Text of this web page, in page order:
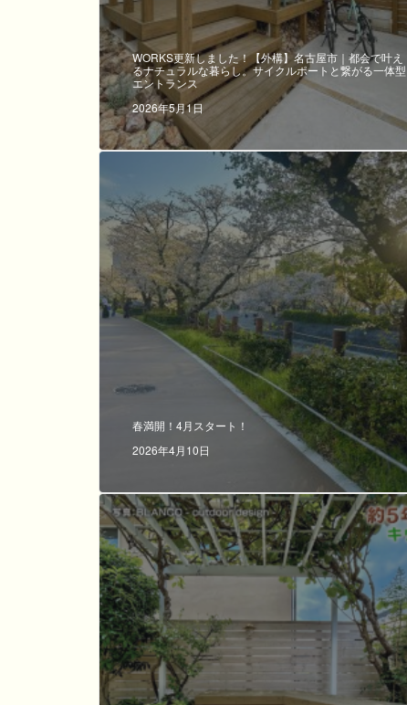
WORKS更新しました！【外構】名古屋市｜都会で叶え
るナチュラルな暮らし。サイクルポートと繋がる一体型
エントランス
2026年5月1日
春満開！4月スタート！
2026年4月10日